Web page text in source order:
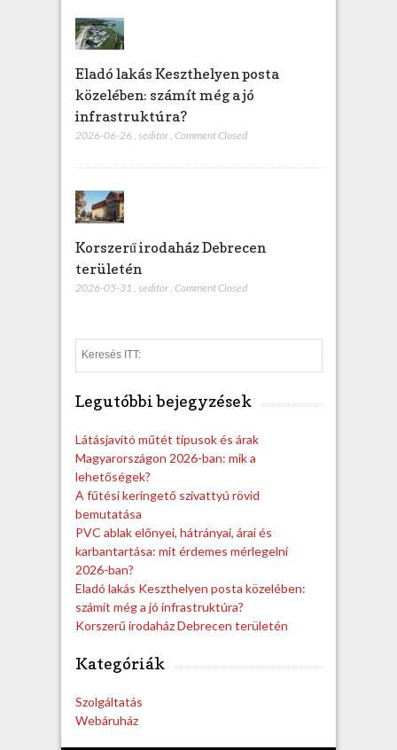
Eladó lakás Keszthelyen posta
közelében: számít még a jó
infrastruktúra?
2026-06-26 , seditor, Comment Closed
Korszerű irodaház Debrecen
területén
2026-05-31 seditor Comment Closed
e
Legutóbbi bejegyzések
Látásjavító műtét típusok és árak
Magyarországon 2026-ban: mik a
lehetőségek?
A fűtési keringető szivattyú rövid
bemutatása
PVC ablak előnyei, hátrányai, árai és
karbantartása: mit érdemes mérlegelni
2026-ban?
Eladó lakás Keszthelyen posta közelében:
számít még a jó infrastruktúra?
Korszerű irodaház Debrecen területén
Kategóriák
Szolgáltatás
Webáruház